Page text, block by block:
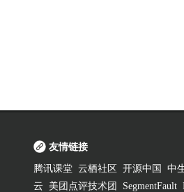
友情链接
腾讯课堂 云栖社区 开源中国 中
云
美团点评技术团 SegmentFault